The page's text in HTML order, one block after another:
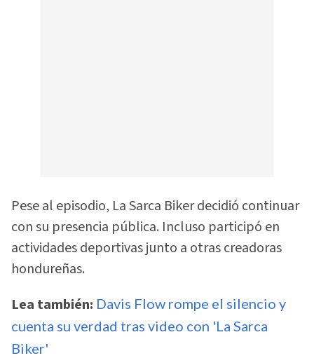
Pese al episodio, La Sarca Biker decidió continuar
con su presencia pública. Incluso participó en
actividades deportivas junto a otras creadoras
hondureñas.
Lea también: Davis Flow rompe el silencio y
cuenta su verdad tras video con 'La Sarca
Biker'